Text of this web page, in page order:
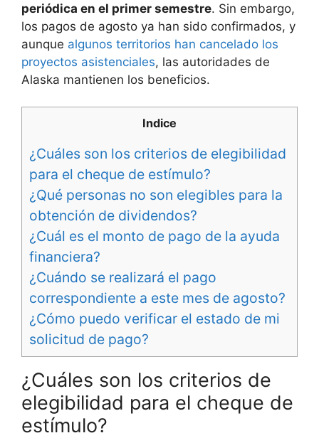
periódica en el primer semestre. Sin embargo,
los pagos de agosto ya han sido confirmados, y
aunque algunos territorios han cancelado los
proyectos asistenciales, las autoridades de
Alaska mantienen los beneficios.
Indice
¿Cuáles son los criterios de elegibilidad
para el cheque de estímulo?
¿Qué personas no son elegibles para la
obtención de dividendos?
¿Cuál es el monto de pago de la ayuda
financiera?
¿Cuándo se realizará el pago
correspondiente a este mes de agosto?
¿Cómo puedo verificar el estado de mi
solicitud de pago?
¿Cuáles son los criterios de
elegibilidad para el cheque de
estímulo?